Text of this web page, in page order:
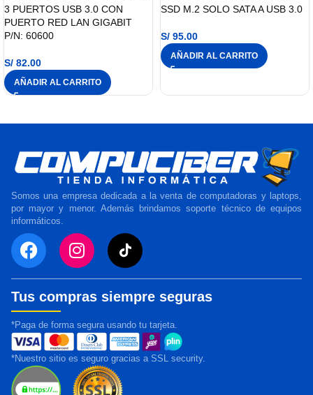
3 PUERTOS USB 3.0 CON
PUERTO RED LAN GIGABIT
P/N: 60600
S/ 82.00
AÑADIR AL CARRITO
SSD M.2 SOLO SATA A USB 3.0
S/ 95.00
AÑADIR AL CARRITO
Somos una empresa dedicada a la venta de computadoras y laptops,
por mayor y menor. Además brindamos soporte técnico de equipos
informáticos.
Tus compras siempre seguras
*Paga de forma segura usando tu tarjeta.
*Nuestro sitio es seguro gracias a SSL security.